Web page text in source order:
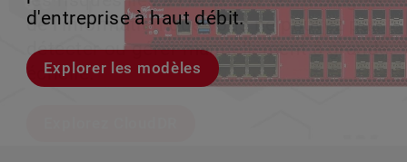
d'entreprise à haut débit.
Explorer les modèles
de l'information que vous ne pouvez pas
détecter ou gérer manuellement à grande
échelle.
équipe puisse évoluer sans interruption.
Voici Rai
croissance évolutive.
Découvrez WatchGuard EDR